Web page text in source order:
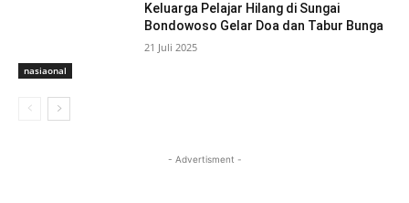
nasiaonal
Keluarga Pelajar Hilang di Sungai
Bondowoso Gelar Doa dan Tabur Bunga
21 Juli 2025
- Advertisment -